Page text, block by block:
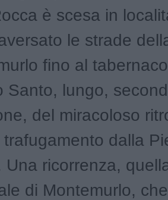
è scesa in
le strade
fino al
Santo, lungo,
del miracoloso
trafugamento dalla
Una ricorrenza,
di Montemurlo,